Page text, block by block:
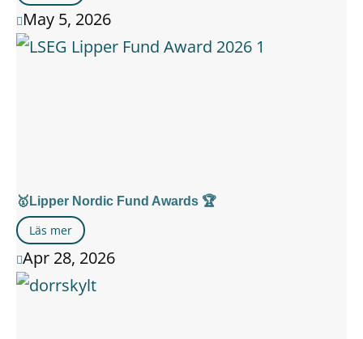
 May 5, 2026
🥇Lipper Nordic Fund Awards 🏆
Läs mer
Apr 28, 2026